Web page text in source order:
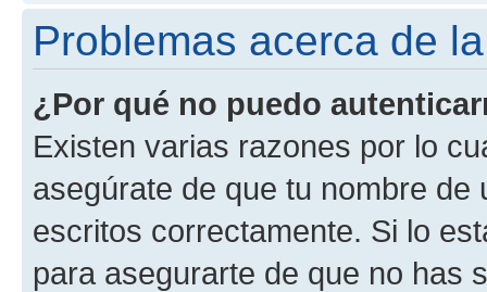
Problemas acerca de
¿Por qué no puedo
Existen varias razones por lo
asegúrate de que tu nombre
escritos correctamente. Si lo
para asegurarte de que no has